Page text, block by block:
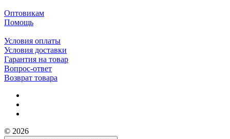
Оптовикам
Помощь
Условия оплаты
Условия доставки
Гарантия на товар
Вопрос-ответ
Возврат товара
© 2026